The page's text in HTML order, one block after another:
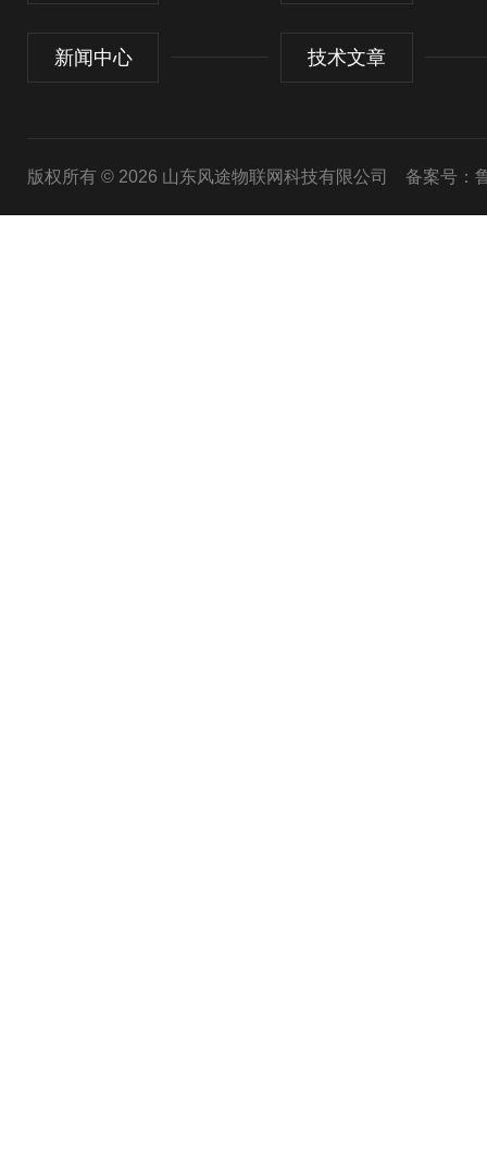
新闻中心 技术文章
版权所有 © 2026 山东风途物联网科技有限公司 备案号：